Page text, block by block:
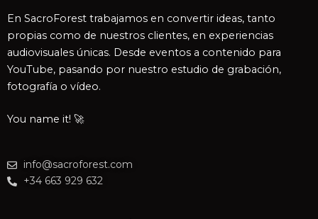
En SacroForest trabajamos en convertir ideas, tanto
propias como de nuestros clientes, en experiencias
audiovisuales únicas. Desde eventos a contenido para
YouTube, pasando por nuestro estudio de grabación,
fotografía o vídeo.
You name it! 🚀
info@sacroforest.com
+34 663 929 632